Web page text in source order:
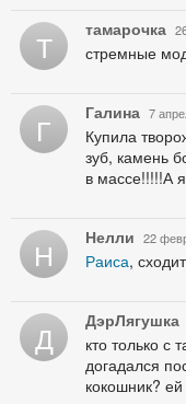
Т тамарочка
стремные
Г Галина 7
Купила
зуб, камень
в массе!!!!!А
Н Нелли 22
Раиса,
Д ДэрЛягушка
кто только с
догадался
кокошник?